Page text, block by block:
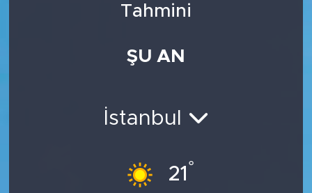
Tahmini
ŞU AN
İstanbul
21 °
BİLİM-TEKNOLOJİ
Tüm Manşetler
Son Dakika Haberleri